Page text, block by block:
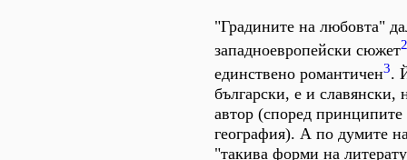
"Градините на любовта"
западноевропейски сюжет2
единствено романтичен3.
български, е и славянски,
автор (според принципите
география). А по думите
"такива форми на